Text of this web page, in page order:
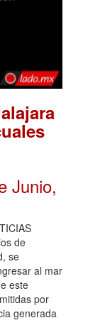
Junio,
de
se
al mar
este
por
generada